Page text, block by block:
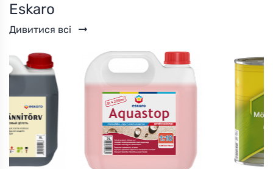
Eskaro
Дивитися всі